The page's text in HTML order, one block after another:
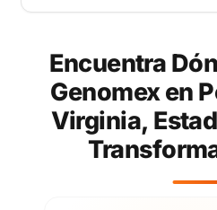
Encuentra
Genomex en
Virginia,